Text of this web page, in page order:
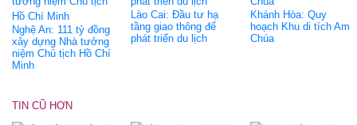
Nghệ An: 111 tỷ đồng
xây dựng Nhà tưởng
niệm Chủ tịch Hồ Chí
Minh
Lào Cai: Đầu tư hạ
tầng giao thông để
phát triển du lịch
Khánh Hòa: Quy
hoạch Khu di tích Am
Chúa
TIN CŨ HƠN